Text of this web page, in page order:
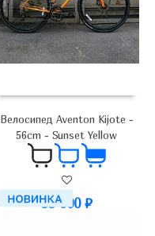
Велосипед Aventon Kijote -
56cm - Sunset Yellow
99 000 ₽